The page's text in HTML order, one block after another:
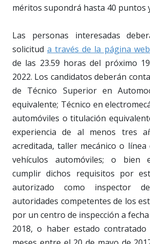
méritos supondrá hasta 40 puntos
Las personas interesadas
solicituda través de la página
de las 23.59 horas del próximo
2022. Los candidatos deberán
de Técnico Superior en
equivalente; Técnico en
automóviles o titulación
experiencia de al menos tres
acreditada, taller mecánico o línea
vehículos automóviles; o bien
cumplir dichos requisitos por
autorizado como inspector
autoridades competentes de los
por un centro de inspección a
2018, o haber estado